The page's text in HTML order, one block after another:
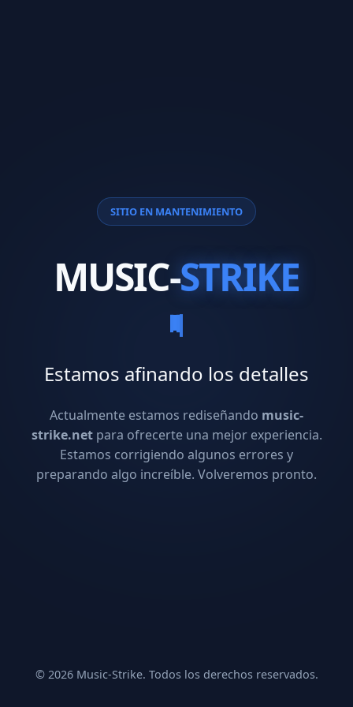
SITIO EN MANTENIMIENTO
MUSIC-STRIKE
Estamos afinando los detalles
Actualmente estamos rediseñando music-
strike.netpara ofrecerte una mejor experiencia.
Estamos corrigiendo algunos errores y
preparando algo increíble. Volveremos pronto.
© 2026 Music-Strike. Todos los derechos reservados.